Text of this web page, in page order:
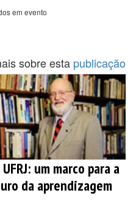
em evento
sobre esta publicação
um marco para a
da aprendizagem